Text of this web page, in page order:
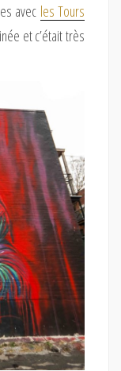
avec les Tours
et c’était très